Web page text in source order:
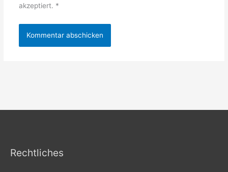
akzeptiert. *
Rechtliches